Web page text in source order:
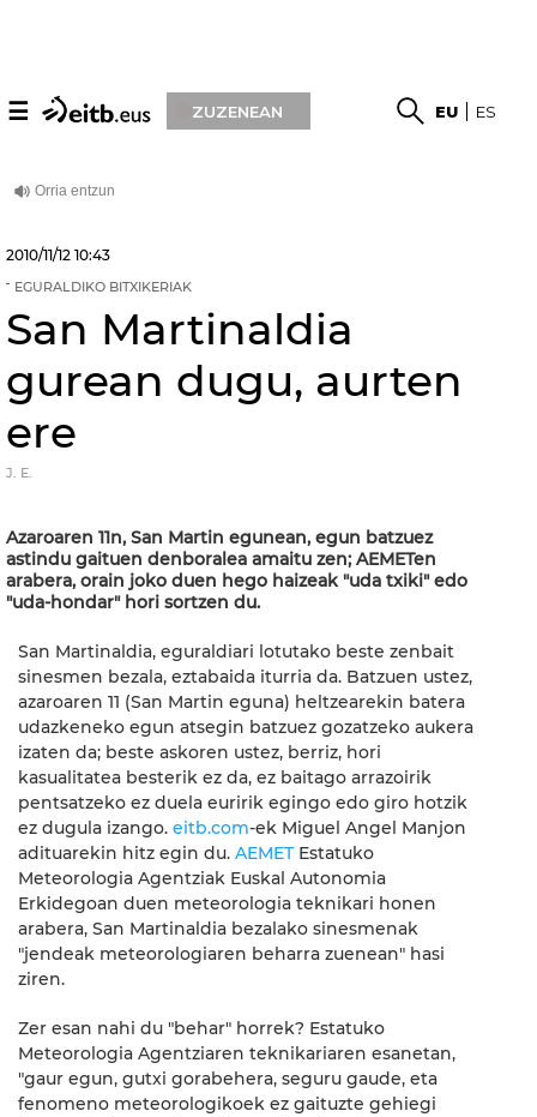
☰ ZUZENEAN EU ES
2010/11/12 10:43
EGURALDIKO BITXIKERIAK
San Martinaldia
gurean dugu, aurten
ere
J. E.
Azaroaren 11n, San Martin egunean, egun batzuez
astindu gaituen denboralea amaitu zen; AEMETen
arabera, orain joko duen hego haizeak "uda txiki" edo
"uda-hondar" hori sortzen du.
San Martinaldia, eguraldiari lotutako beste zenbait
sinesmen bezala, eztabaida iturria da. Batzuen ustez,
azaroaren 11 (San Martin eguna) heltzearekin batera
udazkeneko egun atsegin batzuez gozatzeko aukera
izaten da; beste askoren ustez, berriz, hori
kasualitatea besterik ez da, ez baitago arrazoirik
pentsatzeko ez duela euririk egingo edo giro hotzik
ez dugula izango. eitb.com-ek Miguel Angel Manjon
adituarekin hitz egin du. AEMETEstatuko
Meteorologia Agentziak Euskal Autonomia
Erkidegoan duen meteorologia teknikari honen
arabera, San Martinaldia bezalako sinesmenak
"jendeak meteorologiaren beharra zuenean" hasi
ziren.
Zer esan nahi du "behar" horrek? Estatuko
Meteorologia Agentziaren teknikariaren esanetan,
"gaur egun, gutxi gorabehera, seguru gaude, eta
fenomeno meteorologikoek ez gaituzte gehiegi